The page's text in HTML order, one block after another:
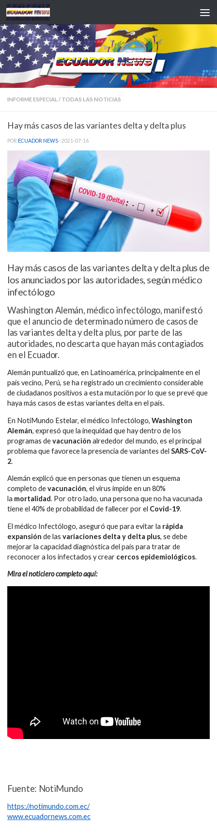
Saltar al contenido
INFORME ESPECIAL / TODAS LAS NOTICIAS
Hay más casos de las variantes delta y delta plus
POR ECUADOR NEWS · 2021-07-16
Hay más casos de las variantes delta y delta plus de
los anunciados por las autoridades, según médico
infectólogo
Washington Alemán, médico infectólogo, manifestó
que el anuncio de determinado número de casos de
las variantes delta y delta plus, por parte de las
autoridades, no descarta que hayan más contagiados
en el Ecuador.
Alemán puntualizó que, en Latinoamérica, principalmente en el
país vecino, Perú, se ha registrado un crecimiento considerable
de ciudadanos positivos a esta mutación por lo que se prevé que
haya más casos de estas variantes delta en el país.
En NotiMundo Estelar, el médico Infectólogo, Washington
Alemán, expresó que la inequidad que hay dentro de los
programas devacunación alrededor del mundo, es el principal
problema que favorece la presencia de variantes del SARS-CoV-
2.
Alemán explicó que en personas que tienen un esquema
completo devacunación, el virus impide en un 80%
la mortalidad. Por otro lado, una persona que no ha vacunada
tiene el 40% de probabilidad de fallecer por el Covid-19.
El médico Infectólogo, aseguró que para evitar la rápida
expansión de las variaciones delta y delta plus, se debe
mejorar la capacidad diagnóstica del país para tratar de
reconocer a los infectados y crear cercos epidemiológicos.
Mira el noticiero completo aquí:
Fuente: NotiMundo
https://notimundo.com.ec/
www.ecuadornews.com.ec